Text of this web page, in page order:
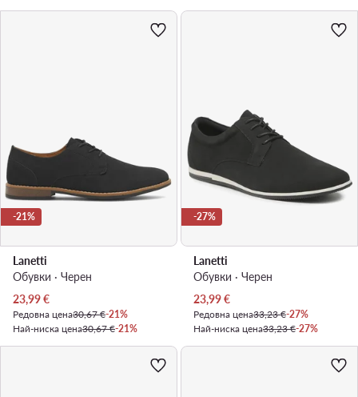
-21%
Lanetti
Обувки · Черен
Актуална цена
23,99€
Редовна цена30,67 €-21%
Най-ниска цена30,67 €-21%
-27%
Lanetti
Обувки · Черен
Актуална цена
23,99€
Редовна цена33,23 €-27%
Най-ниска цена33,23 €-27%